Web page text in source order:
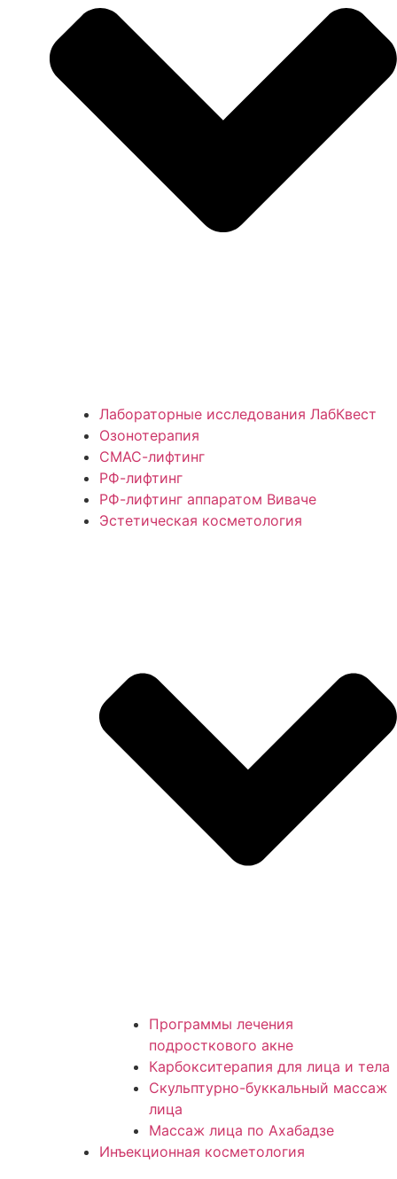
Лабораторные исследования ЛабКвест
Озонотерапия
СМАС-лифтинг
РФ-лифтинг
РФ-лифтинг аппаратом Виваче
Эстетическая косметология
Программы лечения
подросткового акне
Карбокситерапия для лица и тела
Скульптурно-буккальный массаж
лица
Массаж лица по Ахабадзе
Инъекционная косметология